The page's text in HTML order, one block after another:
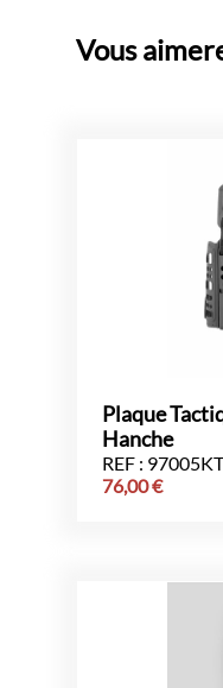
Vous
Plaque
Hanche
REF : 97005KT
76,00€